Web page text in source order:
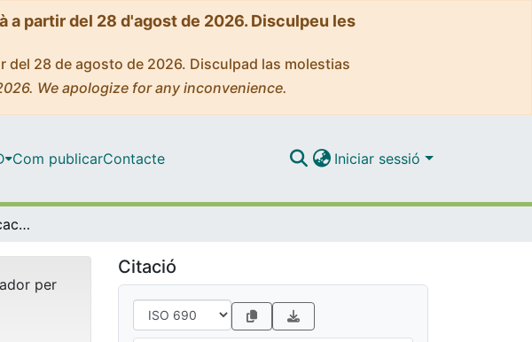
partir del 28 d'agost de 2026. Disculpeu les
28 de agosto de 2026. Disculpad las molestias
We apologize for any inconvenience.
Com publicarContacte Iniciar sessió
Teoria de cues a Educació Secundària i Batxillerat
per
Citació